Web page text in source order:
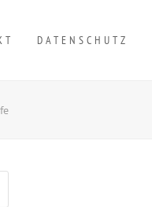
DATENSCHUTZ